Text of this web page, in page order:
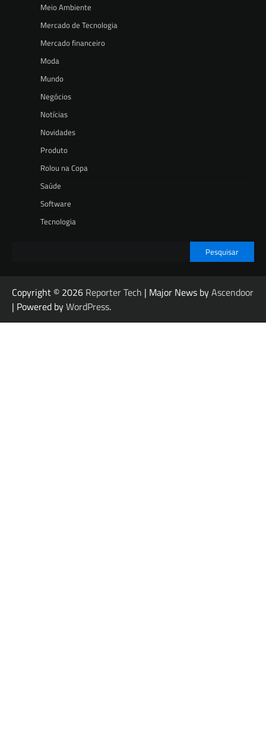
Meio Ambiente
Mercado de Tecnologia
Mercado financeiro
Moda
Mundo
Negócios
Notícias
Novidades
Produto
Rolou na Copa
Saúde
Software
Tecnologia
Pesquisar
Copyright © 2026 Reporter Tech | Major News byAscendoor
| Powered byWordPress.